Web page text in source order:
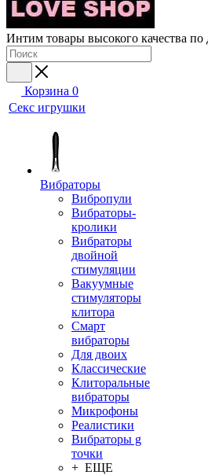
Интим товары высокого качества
Корзина 0
Секс игрушки
Вибраторы
Вибропули
Вибраторы-
кролики
Вибраторы
двойной
стимуляции
Вакуумные
стимуляторы
клитора
Смарт
вибраторы
Для двоих
Классические
Клиторальные
вибраторы
Микрофоны
Реалистики
Вибраторы g
точки
+ ЕЩЕ